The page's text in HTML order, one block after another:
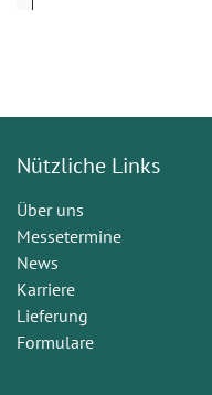
Nützliche Links
Über uns
Messetermine
News
Karriere
Lieferung
Formulare